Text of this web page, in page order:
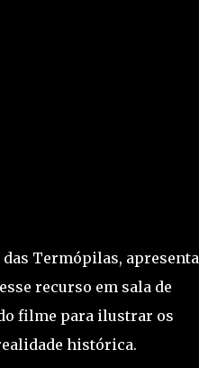
Termópilas, apresenta
recurso em sala de
filme para ilustrar os
histórica.